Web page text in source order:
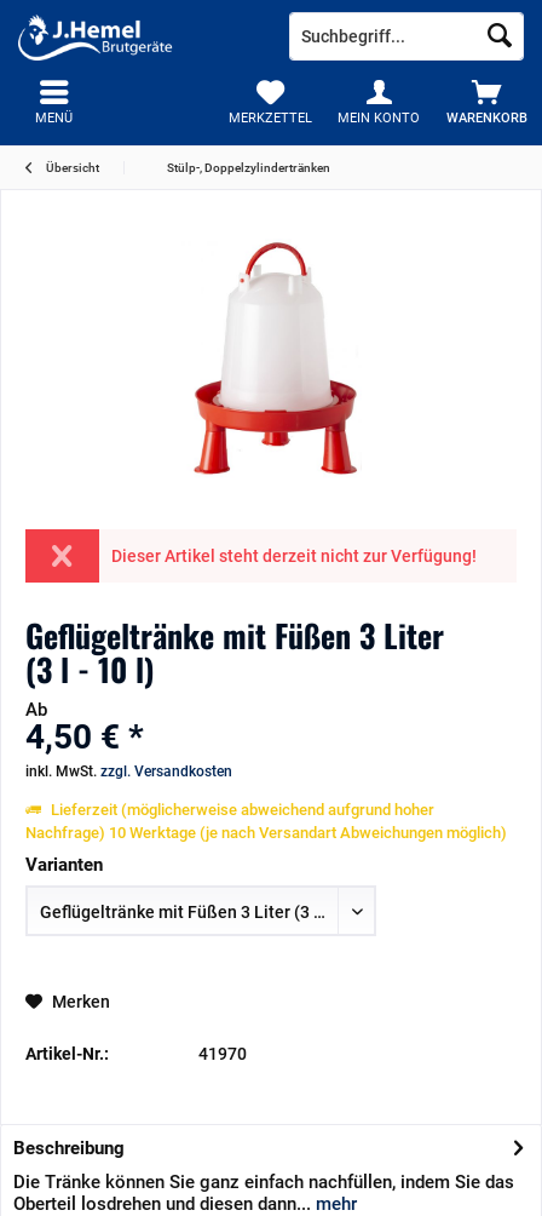
WARENKORB
MERKZETTEL MEIN KONTO
MENÜ
Übersicht Stülp-, Doppelzylindertränken
Dieser Artikel steht derzeit nicht zur Verfügung!
Geflügeltränke mit Füßen 3 Liter
(3 l - 10 l)
Ab
4,50 € *
inkl. MwSt. zzgl. Versandkosten
Lieferzeit (möglicherweise abweichend aufgrund hoher
Nachfrage) 10 Werktage (je nach Versandart Abweichungen möglich)
Varianten
Merken
Artikel-Nr.: 41970
Beschreibung
Die Tränke können Sie ganz einfach nachfüllen, indem Sie das
Oberteil losdrehen und diesen dann... mehr